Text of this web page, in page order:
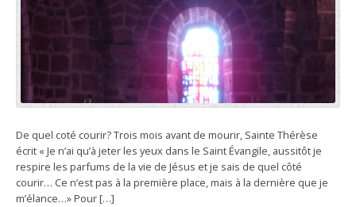
De quel coté courir? Trois mois avant de mourir, Sainte Thérèse
écrit « Je n’ai qu’à jeter les yeux dans le Saint Évangile, aussitôt je
respire les parfums de la vie de Jésus et je sais de quel côté
courir… Ce n’est pas à la première place, mais à la dernière que je
m’élance…» Pour […]